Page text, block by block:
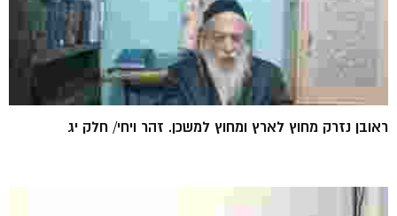
ראובן נזרק מחוץ לארץ ומחוץ למשכן. זהר ויחי/ חלק יג